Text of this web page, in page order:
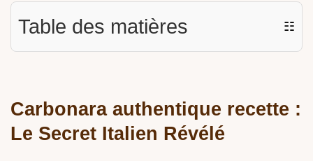
Table des matières ☷
Carbonara authentique recette :
Le Secret Italien Révélé